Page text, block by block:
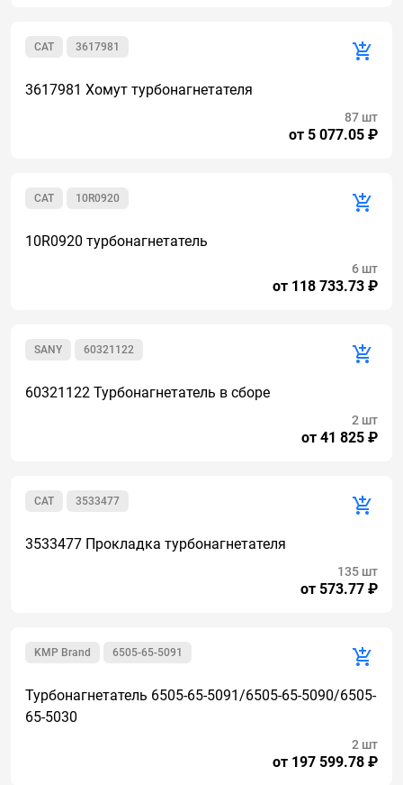
3617981
CAT
3617981 Хомут турбонагнетателя
от 5 077.05 ₽
87 шт
10R0920
CAT
10R0920 турбонагнетатель
от 118 733.73 ₽
6 шт
60321122
SANY
60321122 Турбонагнетатель в сборе
от 41 825 ₽
2 шт
3533477
CAT
3533477 Прокладка турбонагнетателя
от 573.77 ₽
135 шт
6505-65-5091
KMP Brand
Турбонагнетатель 6505-65-5091/6505-65-5090/6505-
65-5030
от 197 599.78 ₽
2 шт